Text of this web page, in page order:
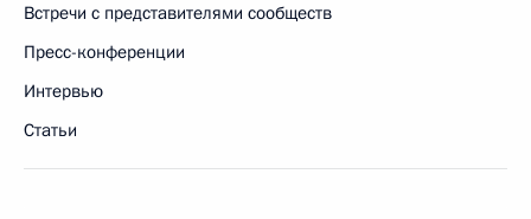
Встречи с представителями сообществ
Пресс-конференции
Интервью
Статьи